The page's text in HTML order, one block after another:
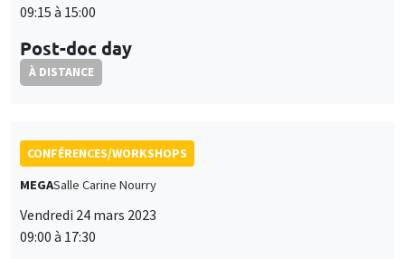
09:15 à 15:00
Post-doc day
À DISTANCE
CONFÉRENCES/WORKSHOPS
MEGASalle Carine Nourry
Vendredi 24 mars 2023
09:00 à 17:30